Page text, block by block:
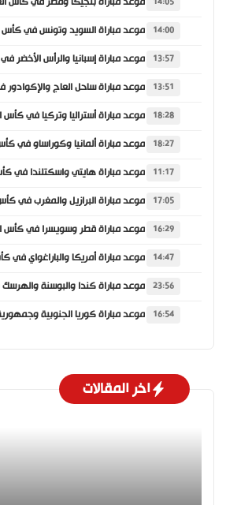
14:00
13:57
13:51
18:28
18:27
11:17
17:05
16:29
14:47
23:56
16:54
اخر المقالات